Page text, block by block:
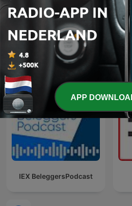
Lotgenoten Podcast
IEX BeleggersPodcast
APP